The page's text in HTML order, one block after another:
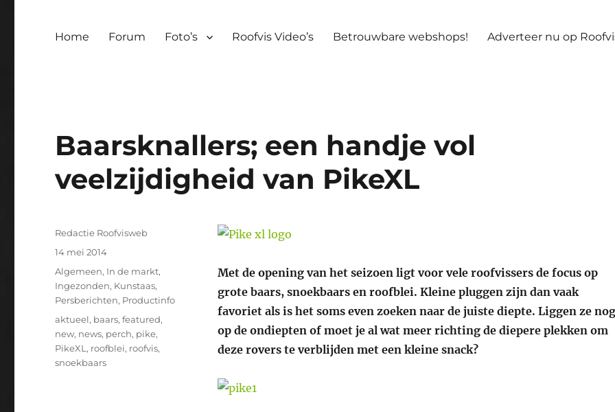
Home Forum Foto’s Roofvis Video’s Betrouwbare webshops! Adverteer nu op
Baarsknallers; een handje vol
veelzijdigheid van PikeXL
Met de opening van het seizoen ligt voor vele roofvissers de focus op
grote baars, snoekbaars en roofblei. Kleine pluggen zijn dan vaak
favoriet als is het soms even zoeken naar de juiste diepte. Liggen ze nog
op de ondiepten of moet je al wat meer richting de diepere plekken om
deze rovers te verblijden met een kleine snack?
Auteur
Redactie Roofvisweb
Geplaatst
op
14 mei 2014
Categorieën
Algemeen, In de markt,
Ingezonden, Kunstaas,
Persberichten, Productinfo
Tags
aktueel, baars,featured,
new, news, perch, pike,
PikeXL , roofblei, roofvis,
snoekbaars